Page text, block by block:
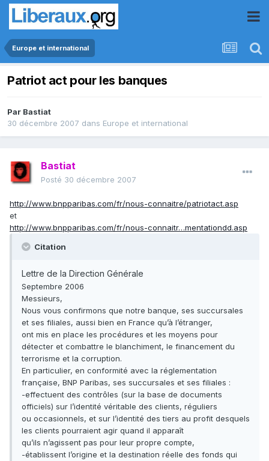
Europe et international
Patriot act pour les banques
Par Bastiat
30 décembre 2007 dans Europe et international
Bastiat
Posté 30 décembre 2007
http://www.bnpparibas.com/fr/nous-connaitre/patriotact.asp
et
http://www.bnpparibas.com/fr/nous-connaitr…mentationdd.asp
Citation
Lettre de la Direction Générale
Septembre 2006
Messieurs,
Nous vous confirmons que notre banque, ses succursales
et ses filiales, aussi bien en France qu’à l’étranger,
ont mis en place les procédures et les moyens pour
détecter et combattre le blanchiment, le financement du
terrorisme et la corruption.
En particulier, en conformité avec la réglementation
française, BNP Paribas, ses succursales et ses filiales :
-effectuent des contrôles (sur la base de documents
officiels) sur l’identité véritable des clients, réguliers
ou occasionnels, et sur l’identité des tiers au profit desquels
les clients pourraient agir quand il apparaît
qu’ils n’agissent pas pour leur propre compte,
-établissent l’origine et la destination réelle des fonds qui